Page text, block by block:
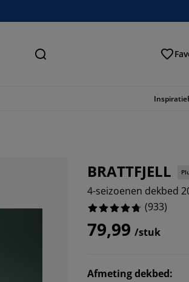
Zoeken
Inspiratie
BRATTFJELL
4-seizoenen dekbed
(933)
79,99 /stuk
Afmeting dekbed:
10.503751339764202%